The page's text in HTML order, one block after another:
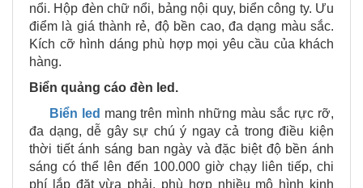
nổi. Hộp đèn chữ nổi, bảng nội quy, biển công ty. Ưu
điểm là giá thành rẻ, độ bền cao, đa dạng màu sắc.
Kích cỡ hình dáng phù hợp mọi yêu cầu của khách
hàng.
Biển quảng cáo đèn led.
Biển led mang trên mình những màu sắc rực rỡ,
đa dạng, dễ gây sự chú ý ngay cả trong điều kiện
thời tiết ánh sáng ban ngày và đặc biệt độ bền ánh
sáng có thể lên đến 100.000 giờ chạy liên tiếp, chi
phí lắp đặt vừa phải, phù hợp nhiều mô hình kinh